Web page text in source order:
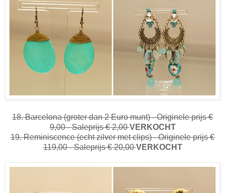
18. Barcelona (groter dan 2 Euro munt) - Originele prijs €
9,00 - Saleprijs € 2,00VERKOCHT
19. Reminiscence (echt zilver met clips) - Originele prijs €
119,00 - Saleprijs € 20,00VERKOCHT